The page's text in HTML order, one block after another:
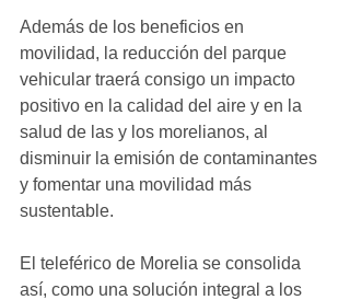
Además de los beneficios en
movilidad, la reducción del parque
vehicular traerá consigo un impacto
positivo en la calidad del aire y en la
salud de las y los morelianos, al
disminuir la emisión de contaminantes
y fomentar una movilidad más
sustentable.
El teleférico de Morelia se consolida
así, como una solución integral a los